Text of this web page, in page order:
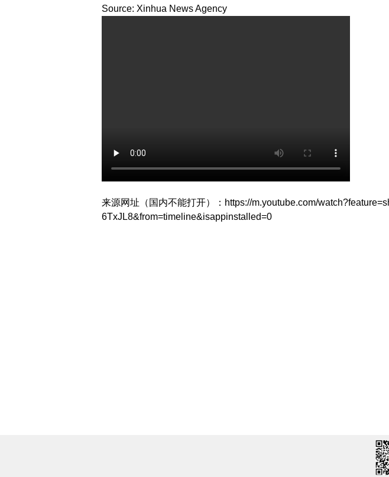
Source: Xinhua News Agency
来源网址（国内不能打开）： https://m.youtube.com/
6TxJL8&from=timeline&isappinstalled=0